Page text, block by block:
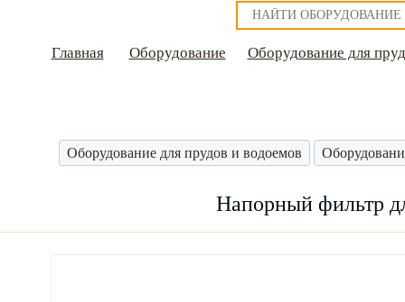
Главная Оборудование Оборудование для
Оборудование для прудов и водоемов
Напорный фильтр